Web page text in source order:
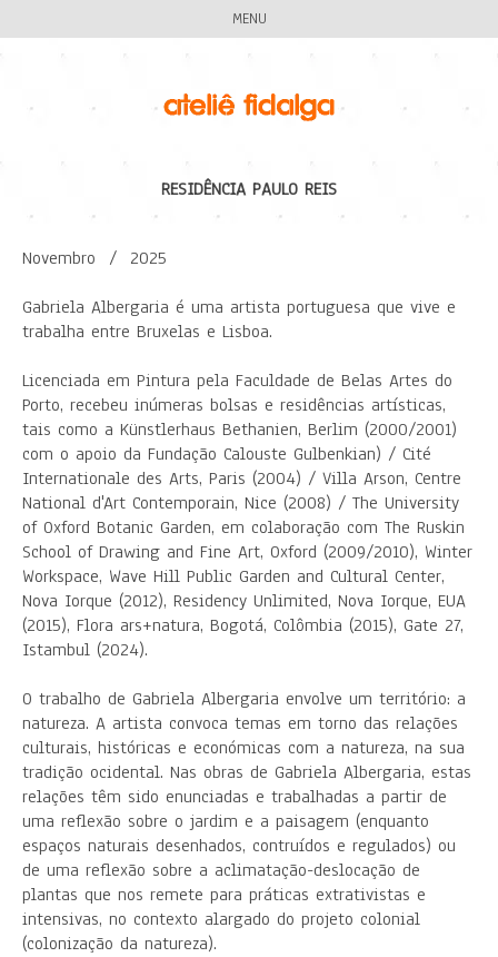
MENU
RESIDÊNCIA PAULO REIS
Novembro / 2025
Gabriela Albergaria é uma artista portuguesa que vive e
trabalha entre Bruxelas e Lisboa.
Licenciada em Pintura pela Faculdade de Belas Artes do
Porto, recebeu inúmeras bolsas e residências artísticas,
tais como a Künstlerhaus Bethanien, Berlim (2000/2001)
com o apoio da Fundação Calouste Gulbenkian) / Cité
Internationale des Arts, Paris (2004) / Villa Arson, Centre
National d'Art Contemporain, Nice (2008) / The University
of Oxford Botanic Garden, em colaboração com The Ruskin
School of Drawing and Fine Art, Oxford (2009/2010), Winter
Workspace, Wave Hill Public Garden and Cultural Center,
Nova Iorque (2012), Residency Unlimited, Nova Iorque, EUA
(2015), Flora ars+natura, Bogotá, Colômbia (2015), Gate 27,
Istambul (2024).
O trabalho de Gabriela Albergaria envolve um território: a
natureza. A artista convoca temas em torno das relações
culturais, históricas e económicas com a natureza, na sua
tradição ocidental. Nas obras de Gabriela Albergaria, estas
relações têm sido enunciadas e trabalhadas a partir de
uma reflexão sobre o jardim e a paisagem (enquanto
espaços naturais desenhados, contruídos e regulados) ou
de uma reflexão sobre a aclimatação-deslocação de
plantas que nos remete para práticas extrativistas e
intensivas, no contexto alargado do projeto colonial
(colonização da natureza).